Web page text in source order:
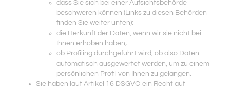
dass Sie sich bei einer Aufsichtsbehörde
beschweren können (Links zu diesen Behörden
finden Sie weiter unten);
die Herkunft der Daten, wenn wir sie nicht bei
Ihnen erhoben haben;
ob Profiling durchgeführt wird, ob also Daten
automatisch ausgewertet werden, um zu einem
persönlichen Profil von Ihnen zu gelangen.
Sie haben laut Artikel 16 DSGVO ein Recht auf